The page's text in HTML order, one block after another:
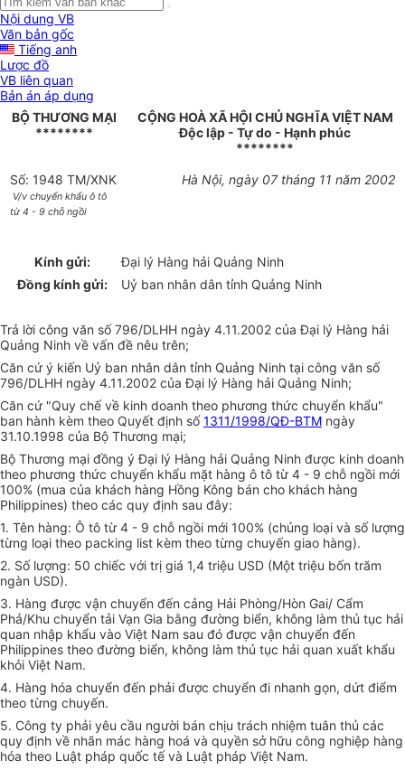
Nội dung VB
Văn bản gốc
Tiếng anh
Lược đồ
VB liên quan
Bản án áp dụng
BỘ THƯƠNG MẠI
********
CỘNG HOÀ XÃ HỘI CHỦ NGHĨA VIỆT NAM
Độc lập - Tự do - Hạnh phúc
********
Số: 1948 TM/XNK
V/v chuyển khẩu ô tô
từ 4 - 9 chỗ ngồi
Hà Nội, ngày 07 tháng 11 năm 2002
Kính gửi:
Đại lý Hàng hải Quảng Ninh
Đồng kính gửi:
Uỷ ban nhân dân tỉnh Quảng Ninh
Trả lời công văn số 796/DLHH ngày 4.11.2002 của Đại lý Hàng hải
Quảng Ninh về vấn đề nêu trên;
Căn cứ ý kiến Uỷ ban nhân dân tỉnh Quảng Ninh tại công văn số
796/DLHH ngày 4.11.2002 của Đại lý Hàng hải Quảng Ninh;
Căn cứ "Quy chế về kinh doanh theo phương thức chuyển khẩu"
ban hành kèm theo Quyết định số1311/1998/QĐ-BTM ngày
31.10.1998 của Bộ Thương mại;
Bộ Thương mại đồng ý Đại lý Hàng hải Quảng Ninh được kinh doanh
theo phương thức chuyển khẩu mặt hàng ô tô từ 4 - 9 chỗ ngồi mới
100% (mua của khách hàng Hồng Kông bán cho khách hàng
Philippines) theo các quy định sau đây:
1. Tên hàng: Ô tô từ 4 - 9 chỗ ngồi mới 100% (chủng loại và số lượng
từng loại theo packing list kèm theo từng chuyến giao hàng).
2. Số lượng: 50 chiếc với trị giá 1,4 triệu USD (Một triệu bốn trăm
ngàn USD).
3. Hàng được vận chuyển đến cảng Hải Phòng/Hòn Gai/ Cẩm
Phả/Khu chuyển tải Vạn Gia bằng đường biển, không làm thủ tục hải
quan nhập khẩu vào Việt Nam sau đó được vận chuyển đến
Philippines theo đường biển, không làm thủ tục hải quan xuất khẩu
khỏi Việt Nam.
4. Hàng hóa chuyển đến phải được chuyển đi nhanh gọn, dứt điểm
theo từng chuyến.
5. Công ty phải yêu cầu người bán chịu trách nhiệm tuân thủ các
quy định về nhãn mác hàng hoá và quyền sở hữu công nghiệp hàng
hóa theo Luật pháp quốc tế và Luật pháp Việt Nam.